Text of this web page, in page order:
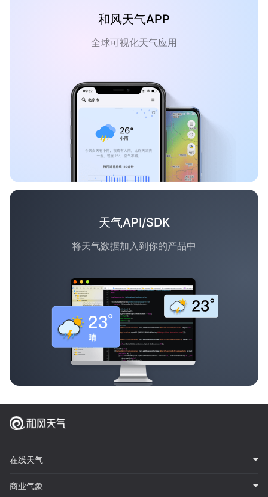
和风天气APP
全球可视化天气应用
天气API/SDK
将天气数据加入到你的产品中
在线天气
商业气象